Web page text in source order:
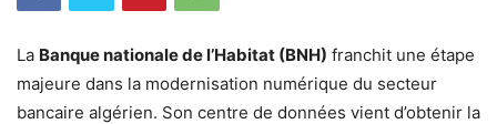
La Banque nationale de l’Habitat (BNH) franchit une étape
majeure dans la modernisation numérique du secteur
bancaire algérien. Son centre de données vient d’obtenir la